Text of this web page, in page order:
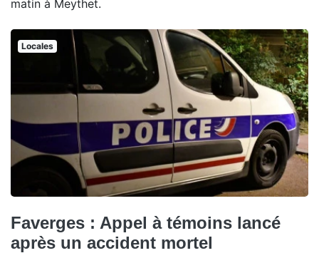
matin à Meythet.
Locales
Faverges : Appel à témoins lancé
après un accident mortel